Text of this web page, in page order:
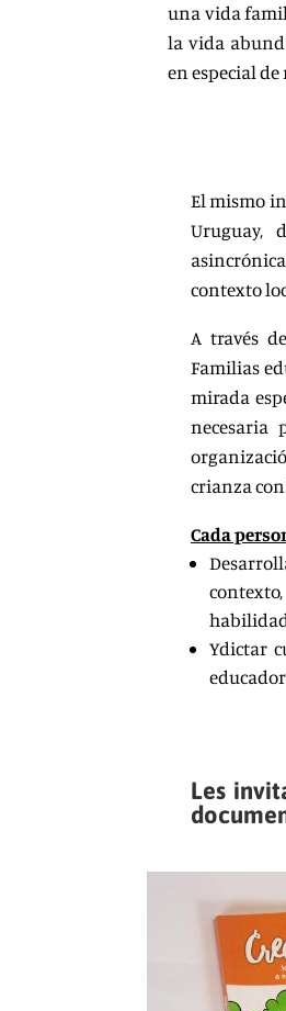
una vida
la vida
en especial
El mismo
Uruguay,
contexto
A través
Familias
mirada
necesaria
crianza
Cada
contexto,
Ydictar
Les